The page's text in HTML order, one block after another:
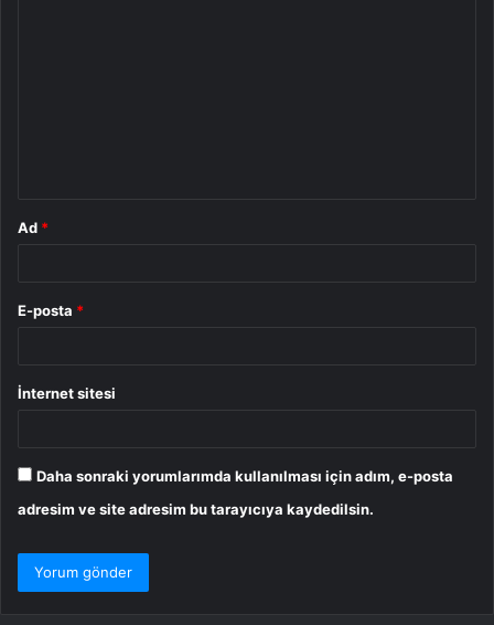
Ad *
E-posta *
İnternet sitesi
Daha sonraki yorumlarımda kullanılması için adım, e-posta
adresim ve site adresim bu tarayıcıya kaydedilsin.